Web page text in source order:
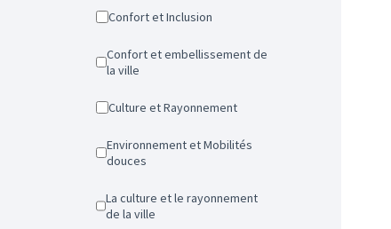
Confort et Inclusion
Confort et embellissement de
la ville
Culture et Rayonnement
Environnement et Mobilités
douces
La culture et le rayonnement
de la ville